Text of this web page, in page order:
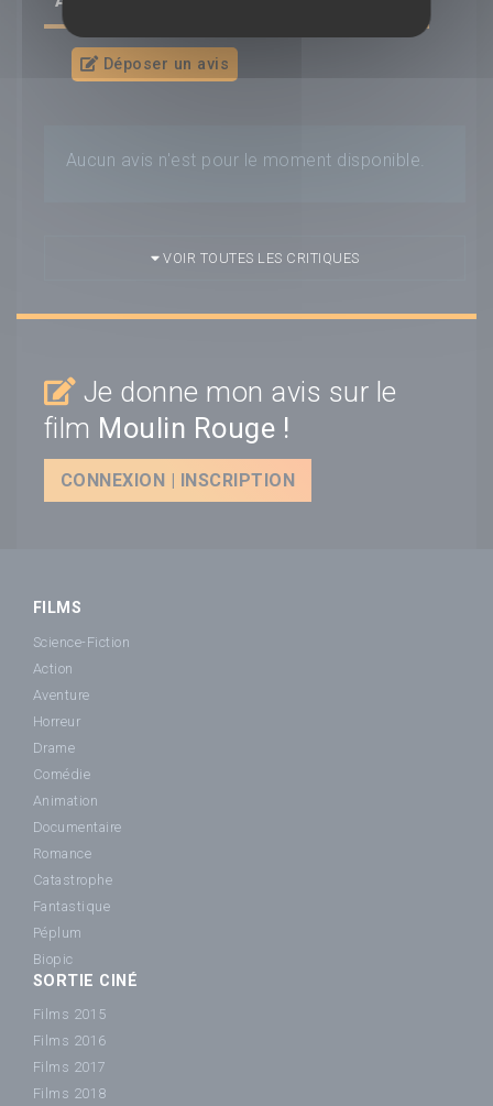
Déposer un avis
Aucun avis n'est pour le moment disponible.
VOIR TOUTES LES CRITIQUES
Je donne mon avis sur le
film Moulin Rouge !
CONNEXION | INSCRIPTION
FILMS
Science-Fiction
Action
Aventure
Horreur
Drame
Comédie
Animation
Documentaire
Romance
Catastrophe
Fantastique
Péplum
Biopic
SORTIE CINÉ
Films 2015
Films 2016
Films 2017
Films 2018